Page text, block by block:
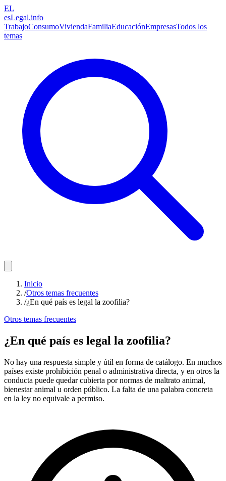
EL
esLegal.info
TrabajoConsumoViviendaFamiliaEducaciónEmpresasTodos los
temas
Inicio
/Otros temas frecuentes
/¿En qué país es legal la zoofilia?
Otros temas frecuentes
¿En qué país es legal la zoofilia?
No hay una respuesta simple y útil en forma de catálogo. En muchos
países existe prohibición penal o administrativa directa, y en otros la
conducta puede quedar cubierta por normas de maltrato animal,
bienestar animal u orden público. La falta de una palabra concreta
en la ley no equivale a permiso.